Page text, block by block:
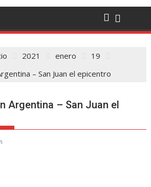
2021 enero
19
– San Juan el epicentro
Argentina – San Juan el